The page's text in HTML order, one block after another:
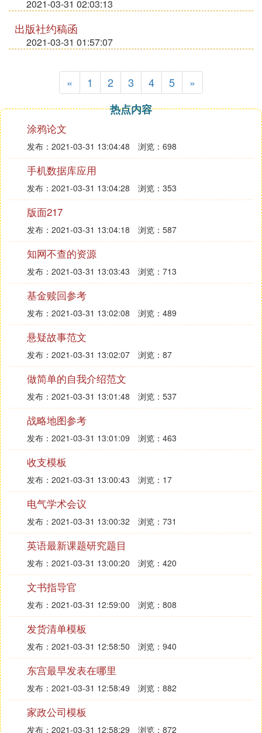
2021-03-31 02:03:13
出版社约稿函
2021-03-31 01:57:07
« 1 2 3 4 5
»
热点内容
涂鸦论文
发布：2021-03-31 13:04:48 浏览：698
手机数据库应用
发布：2021-03-31 13:04:28 浏览：353
版面217
发布：2021-03-31 13:04:18 浏览：587
知网不查的资源
发布：2021-03-31 13:03:43 浏览：713
基金赎回参考
发布：2021-03-31 13:02:08 浏览：489
悬疑故事范文
发布：2021-03-31 13:02:07 浏览：87
做简单的自我介绍范文
发布：2021-03-31 13:01:48 浏览：537
战略地图参考
发布：2021-03-31 13:01:09 浏览：463
收支模板
发布：2021-03-31 13:00:43 浏览：17
电气学术会议
发布：2021-03-31 13:00:32 浏览：731
英语最新课题研究题目
发布：2021-03-31 13:00:20 浏览：420
文书指导官
发布：2021-03-31 12:59:00 浏览：808
发货清单模板
发布：2021-03-31 12:58:50 浏览：940
东宫最早发表在哪里
发布：2021-03-31 12:58:49 浏览：882
家政公司模板
发布：2021-03-31 12:58:29 浏览：872